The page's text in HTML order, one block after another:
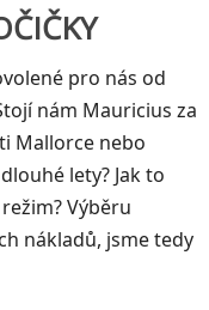
pro nás od
nám Mauricius za
Mallorce nebo
lety? Jak to
Výběru
nákladů, jsme tedy